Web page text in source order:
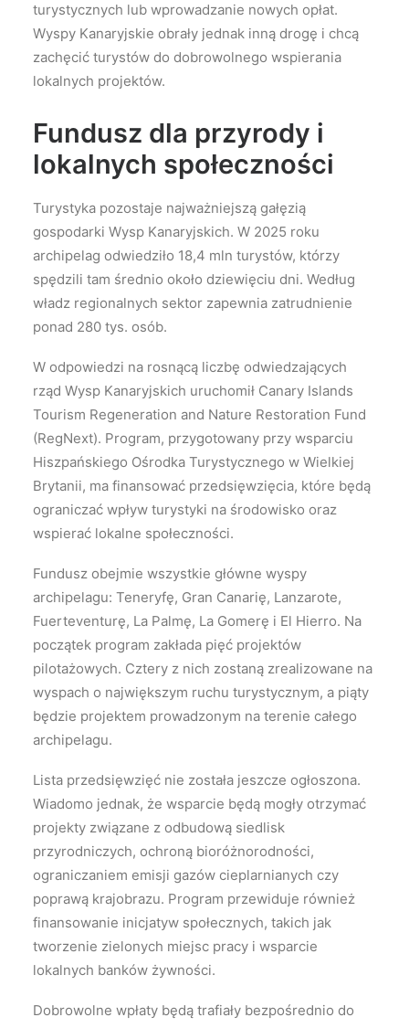
turystycznych lub wprowadzanie nowych opłat.
Wyspy Kanaryjskie obrały jednak inną drogę i chcą
zachęcić turystów do dobrowolnego wspierania
lokalnych projektów.
Fundusz dla przyrody i
lokalnych społeczności
Turystyka pozostaje najważniejszą gałęzią
gospodarki Wysp Kanaryjskich. W 2025 roku
archipelag odwiedziło 18,4 mln turystów, którzy
spędzili tam średnio około dziewięciu dni. Według
władz regionalnych sektor zapewnia zatrudnienie
ponad 280 tys. osób.
W odpowiedzi na rosnącą liczbę odwiedzających
rząd Wysp Kanaryjskich uruchomił Canary Islands
Tourism Regeneration and Nature Restoration Fund
(RegNext). Program, przygotowany przy wsparciu
Hiszpańskiego Ośrodka Turystycznego w Wielkiej
Brytanii, ma finansować przedsięwzięcia, które będą
ograniczać wpływ turystyki na środowisko oraz
wspierać lokalne społeczności.
Fundusz obejmie wszystkie główne wyspy
archipelagu: Teneryfę, Gran Canarię, Lanzarote,
Fuerteventurę, La Palmę, La Gomerę i El Hierro. Na
początek program zakłada pięć projektów
pilotażowych. Cztery z nich zostaną zrealizowane na
wyspach o największym ruchu turystycznym, a piąty
będzie projektem prowadzonym na terenie całego
archipelagu.
Lista przedsięwzięć nie została jeszcze ogłoszona.
Wiadomo jednak, że wsparcie będą mogły otrzymać
projekty związane z odbudową siedlisk
przyrodniczych, ochroną bioróżnorodności,
ograniczaniem emisji gazów cieplarnianych czy
poprawą krajobrazu. Program przewiduje również
finansowanie inicjatyw społecznych, takich jak
tworzenie zielonych miejsc pracy i wsparcie
lokalnych banków żywności.
Dobrowolne wpłaty będą trafiały bezpośrednio do